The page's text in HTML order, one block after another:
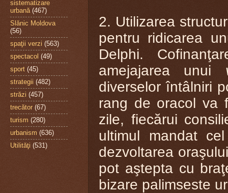
2. Utilizarea
pentru ridicarea
Delphi.
amejajarea unui
diverselor întâlniri
rang de oracol va
zile, fiecărui
ultimul mandat
dezvoltarea
pot aştepta cu
bizare palimseste
sistematizare
urbană (467)
Slănic Moldova
(56)
spaţii verzi (563)
spectacol (49)
sport (45)
strategii (482)
străzi (457)
trecător (67)
turism (280)
urbanism (636)
Utilităţi (531)